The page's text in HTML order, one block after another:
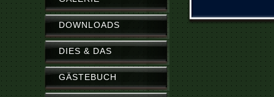
DOWNLOADS
DIES & DAS
GÄSTEBUCH